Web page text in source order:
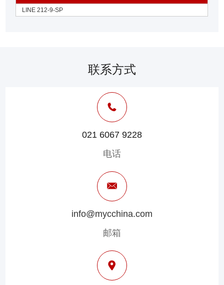
LINE 212-9-SP
联系方式
021 6067 9228
电话
info@mycchina.com
邮箱